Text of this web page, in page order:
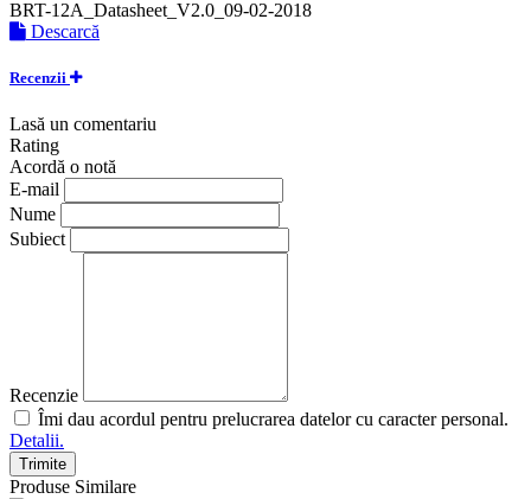
BRT-12A_Datasheet_V2.0_09-02-2018
Descarcă
Recenzii
Lasă un comentariu
Rating
Acordă o notă
E-mail
Nume
Subiect
Recenzie
Îmi dau acordul pentru prelucrarea datelor cu caracter personal.
Detalii.
Trimite
Produse Similare